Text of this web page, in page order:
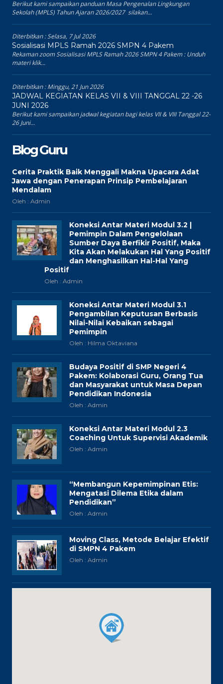
Berikut kami sampaikan panduan Masa Pengenalan Lingkungan
Sekolah (MPLS) Tahun Ajaran 2026/2027 silakan...
Diterbitkan :Selasa, 7 Jul 2026
Sosialisasi MPLS Ramah 2026 SMPN 4 Pakem
Rekaman zoom Sosialisasi MPLS Ramah 2026 SMPN 4 Pakem : Unduh
materi klik...
Diterbitkan :Minggu, 21 Jun 2026
JADWAL KEGIATAN KELAS VII & VIII TANGGAL 22 -26
JUNI 2026
Berikut kami sampaikan jadwal kegiatan bagi kelas VII & VIII Tanggal 22-
26 Juni...
Blog Guru
Cerita Praktik Baik Menggali Makna Upacara Adat
Jawa dengan Penerapan Prinsip Pembelajaran
Mendalam
Oleh : Admin
Koneksi Antar Materi Modul 3.2 |
Pemimpin Dalam Pengelolaan
Sumber Daya Berfikir Positif, Maka
Kita Akan Melakukan Hal Yang Positif
dan Menghasilkan Hal-Hal Yang
Positif
Oleh : Admin
Koneksi Antar Materi Modul 3.1
Pengambilan Keputusan Berbasis
Nilai-Nilai Kebaikan sebagai
Pemimpin
Oleh : Hilma Oktaviana
Budaya Positif di SMP Negeri 4
Pakem: Kolaborasi Guru, Orang Tua
dan Masyarakat untuk Masa Depan
Pendidikan Indonesia
Oleh : Admin
Koneksi Antar Materi Modul 2.3
Coaching Untuk Supervisi Akademik
Oleh : Admin
“Membangun Kepemimpinan Etis:
Mengatasi Dilema Etika dalam
Pendidikan”
Oleh : Admin
Moving Class, Metode Belajar Efektif
di SMPN 4 Pakem
Oleh : Admin